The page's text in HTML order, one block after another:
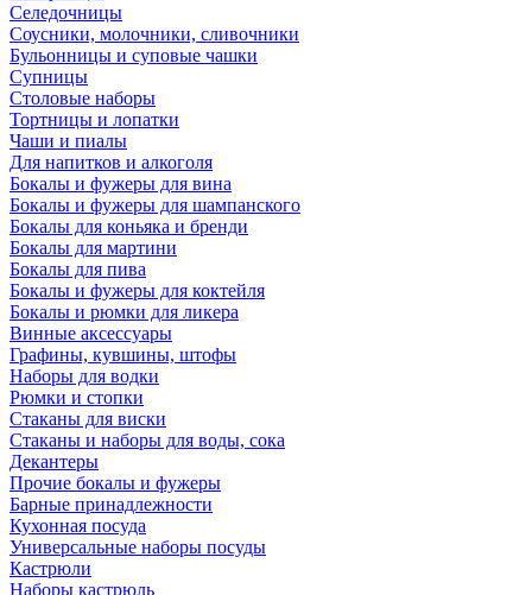
Селедочницы
Соусники, молочники, сливочники
Бульонницы и суповые чашки
Супницы
Столовые наборы
Тортницы и лопатки
Чаши и пиалы
Для напитков и алкоголя
Бокалы и фужеры для вина
Бокалы и фужеры для шампанского
Бокалы для коньяка и бренди
Бокалы для мартини
Бокалы для пива
Бокалы и фужеры для коктейля
Бокалы и рюмки для ликера
Винные аксессуары
Графины, кувшины, штофы
Наборы для водки
Рюмки и стопки
Стаканы для виски
Стаканы и наборы для воды, сока
Декантеры
Прочие бокалы и фужеры
Барные принадлежности
Кухонная посуда
Универсальные наборы посуды
Кастрюли
Наборы кастрюль